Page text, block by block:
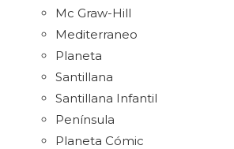
Mc Graw-Hill
Mediterraneo
Planeta
Santillana
Santillana Infantil
Península
Planeta Cómic